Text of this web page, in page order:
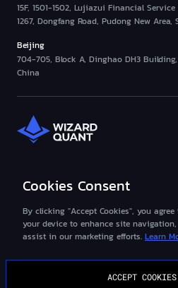
Cookies Consent
By clicking "Accept Cookies", you
your device to enhance site
assist in our marketing efforts. Learn
ACCEPT COOKIES
15F, 1501-1502, Lujiazui Financial
1267, Dongfang Road, Pudong New Area,
Beijing
704-705, Block A, Dinghao DH3
China
©2013-2026Wizard-Quant All Rights
沪公网安备31011502019483号